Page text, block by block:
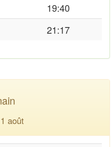
19:40
21:17
août